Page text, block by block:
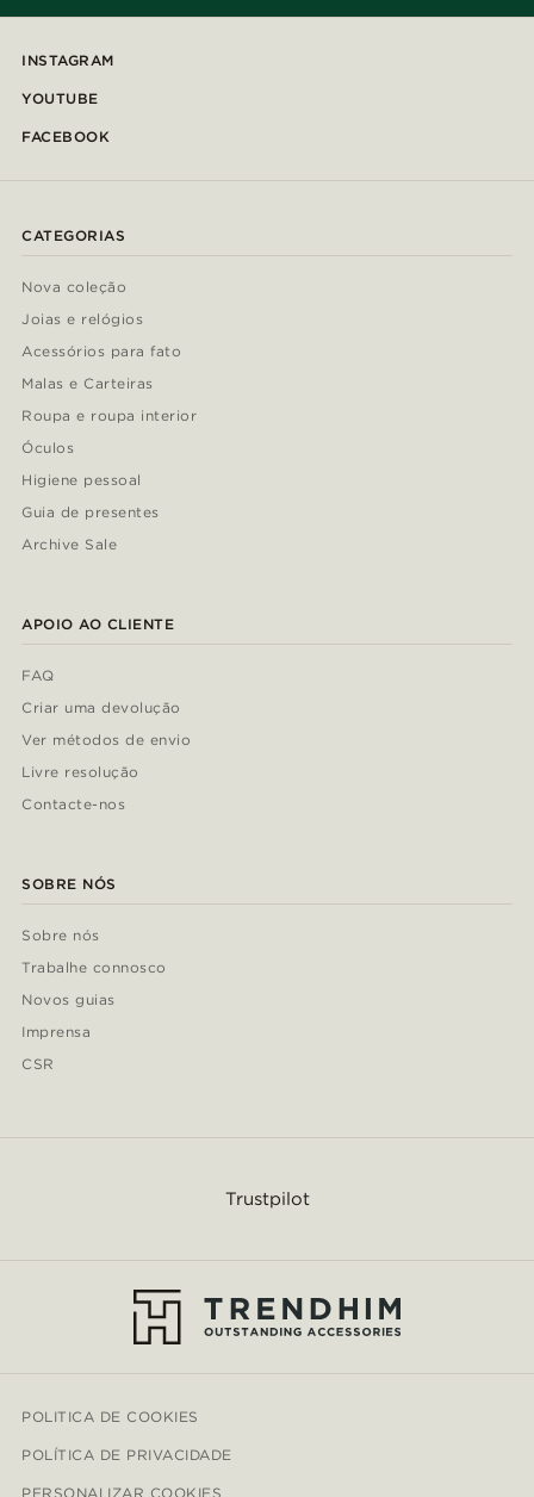
INSTAGRAM
YOUTUBE
FACEBOOK
CATEGORIAS
Nova coleção
Joias e relógios
Acessórios para fato
Malas e Carteiras
Roupa e roupa interior
Óculos
Higiene pessoal
Guia de presentes
Archive Sale
APOIO AO CLIENTE
FAQ
Criar uma devolução
Ver métodos de envio
Livre resolução
Contacte-nos
SOBRE NÓS
Sobre nós
Trabalhe connosco
Novos guias
Imprensa
CSR
Trustpilot
POLITICA DE COOKIES
POLÍTICA DE PRIVACIDADE
PERSONALIZAR COOKIES